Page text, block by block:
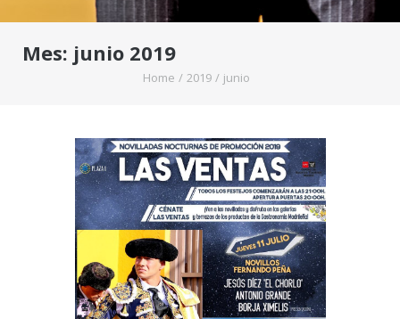
Mes: junio 2019
Home / 2019 / junio